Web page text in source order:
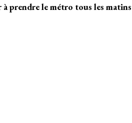
à prendre le métro tous les